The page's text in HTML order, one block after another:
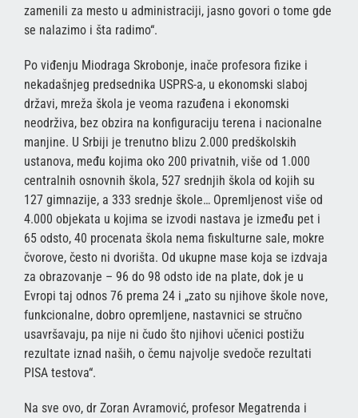
zamenili za mesto u administraciji, jasno govori o tome gde
se nalazimo i šta radimo“.
Po viđenju Miodraga Skrobonje, inače profesora fizike i
nekadašnjeg predsednika USPRS-a, u ekonomski slaboj
državi, mreža škola je veoma razuđena i ekonomski
neodrživa, bez obzira na konfiguraciju terena i nacionalne
manjine. U Srbiji je trenutno blizu 2.000 predškolskih
ustanova, među kojima oko 200 privatnih, više od 1.000
centralnih osnovnih škola, 527 srednjih škola od kojih su
127 gimnazije, a 333 srednje škole… Opremljenost više od
4.000 objekata u kojima se izvodi nastava je između pet i
65 odsto, 40 procenata škola nema fiskulturne sale, mokre
čvorove, često ni dvorišta. Od ukupne mase koja se izdvaja
za obrazovanje – 96 do 98 odsto ide na plate, dok je u
Evropi taj odnos 76 prema 24 i „zato su njihove škole nove,
funkcionalne, dobro opremljene, nastavnici se stručno
usavršavaju, pa nije ni čudo što njihovi učenici postižu
rezultate iznad naših, o čemu najvolje svedoče rezultati
PISA testova“.
Na sve ovo, dr Zoran Avramović, profesor Megatrenda i